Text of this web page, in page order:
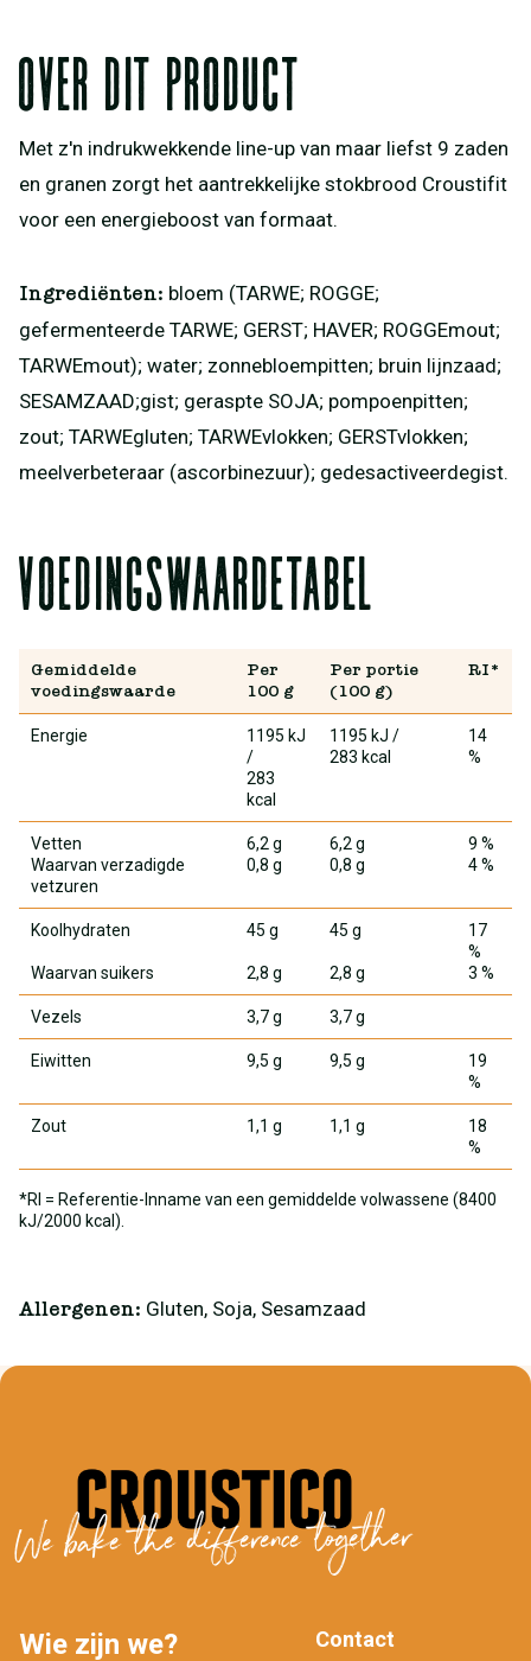
Over dit product
Met z'n indrukwekkende line-up van maar liefst 9 zaden
en granen zorgt het aantrekkelijke stokbrood Croustifit
voor een energieboost van formaat.
Ingrediënten: bloem (TARWE; ROGGE;
gefermenteerde TARWE; GERST; HAVER; ROGGEmout;
TARWEmout); water; zonnebloempitten; bruin lijnzaad;
SESAMZAAD;gist; geraspte SOJA; pompoenpitten;
zout; TARWEgluten; TARWEvlokken; GERSTvlokken;
meelverbeteraar (ascorbinezuur); gedesactiveerdegist.
Voedingswaardetabel
Gemiddelde
voedingswaarde
Per
100 g
Per portie
(100 g)
RI*
Energie
1195 kJ
/
283
kcal
1195 kJ /
283 kcal
14
%
Vetten 6,2 g 6,2 g
9 %
Waarvan verzadigde
vetzuren
0,8 g 0,8 g 4 %
Koolhydraten 45 g 45 g
17
%
Waarvan suikers
2,8 g 2,8 g 3 %
Vezels 3,7 g 3,7 g
Eiwitten 9,5 g 9,5 g
19
%
Zout 1,1 g 1,1 g
18
%
*RI = Referentie-Inname van een gemiddelde volwassene (8400
kJ/2000 kcal).
Allergenen: Gluten, Soja, Sesamzaad
We bake the difference together
Wie zijn we? Contact